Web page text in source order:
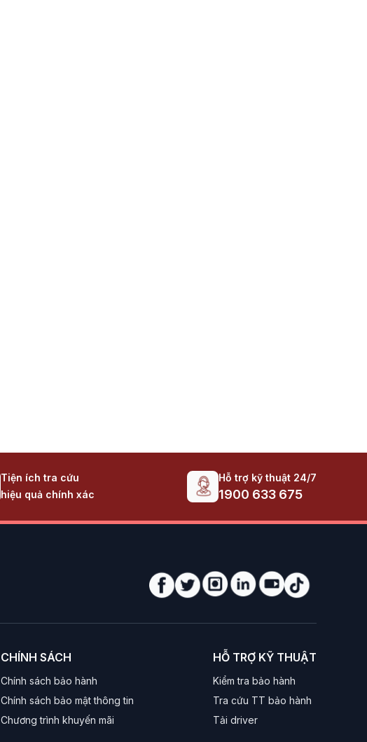
Tiện ích tra cứu
hiệu quả chính xác
Hỗ trợ kỹ thuật 24/7
1900 633 675
CHÍNH SÁCH
Chính sách bảo hành
Chính sách bảo mật thông tin
Chương trình khuyến mãi
HỖ TRỢ KỸ THUẬT
Kiểm tra bảo hành
Tra cứu TT bảo hành
Tải driver